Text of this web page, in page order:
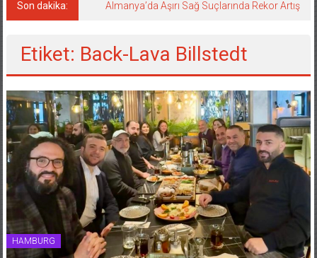
Son dakika: Almanya’da Aşırı Sağ Suçlarında Rekor Artış
Etiket: Back-Lava Billstedt
HAMBURG